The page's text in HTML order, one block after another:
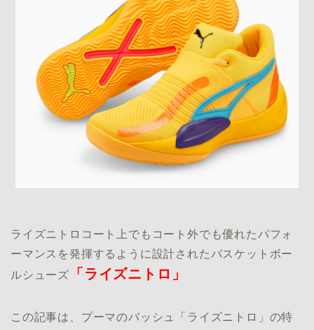
ライズニトロコート上でもコート外でも優れたパフォ
ーマンスを発揮するように設計されたバスケットボー
ルシューズ
「ライズニトロ」
この記事は、プーマのバッシュ「ライズニトロ」の特